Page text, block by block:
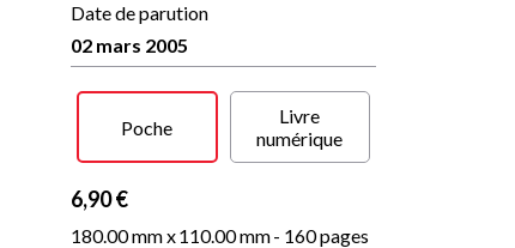
Date de parution
02 mars 2005
Poche
Livre
numérique
6,90 €
180.00 mm x110.00 mm- 160 pages